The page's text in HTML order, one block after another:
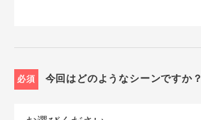
必須 今回はどのようなシーンですか？